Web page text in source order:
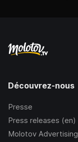
Découvrez-nous
Presse
Press releases (en)
Molotov Advertising